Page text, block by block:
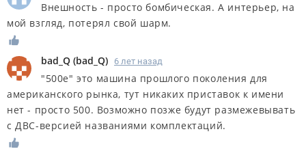
Внешность - просто бомбическая. А интерьер, на
мой взгляд, потерял свой шарм.
bad_Q (bad_Q) 6 лет назад
"500e" это машина прошлого поколения для
американского рынка, тут никаких приставок к имени
нет - просто 500. Возможно позже будут размежевывать
с ДВС-версией названиями комплектаций.